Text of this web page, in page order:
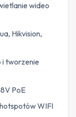
wideo
Hikvision,
tworzenie
PoE
WIFI